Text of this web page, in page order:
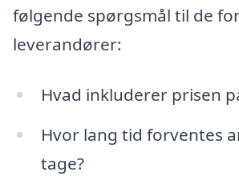
følgende spørgsmål til de
leverandører:
Hvad inkluderer prisen
Hvor lang tid forventes
tage?